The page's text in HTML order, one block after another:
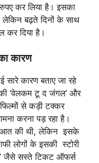
कर लिया है। इसका
बढ़ते दिनों के साथ
कर दिया है।
कारण
कारण बताए जा रहे
‘वेलकम टू द जंगल’ और
से कड़ी टक्कर
करना पड़ रहा है।
की थी, लेकिन इसके
लोगों के इसकी स्टोरी
जैसे सस्ते टिकट ऑफर्स